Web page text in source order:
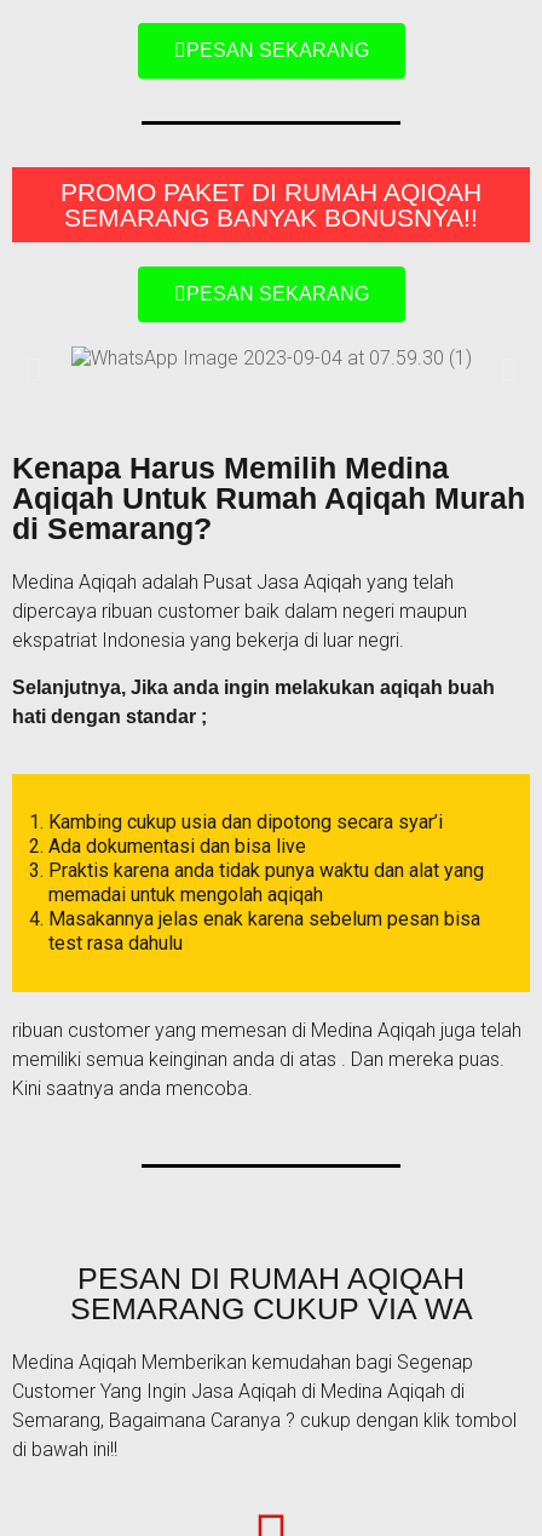
PESAN SEKARANG
PROMO PAKET DI RUMAH AQIQAH
SEMARANG BANYAK BONUSNYA!!
PESAN SEKARANG
Kenapa Harus Memilih Medina
Aqiqah Untuk Rumah Aqiqah Murah
di Semarang?
Medina Aqiqah adalah Pusat Jasa Aqiqah yang telah
dipercaya ribuan customer baik dalam negeri maupun
ekspatriat Indonesia yang bekerja di luar negri.
Selanjutnya, Jika anda ingin melakukan aqiqah buah
hati dengan standar ;
Kambing cukup usia dan dipotong secara syar’i
Ada dokumentasi dan bisa live
Praktis karena anda tidak punya waktu dan alat yang
memadai untuk mengolah aqiqah
Masakannya jelas enak karena sebelum pesan bisa
test rasa dahulu
ribuan customer yang memesan di Medina Aqiqah juga telah
memiliki semua keinginan anda di atas . Dan mereka puas.
Kini saatnya anda mencoba.
PESAN DI RUMAH AQIQAH
SEMARANG CUKUP VIA WA
Medina Aqiqah Memberikan kemudahan bagi Segenap
Customer Yang Ingin Jasa Aqiqah di Medina Aqiqah di
Semarang, Bagaimana Caranya ? cukup dengan klik tombol
di bawah ini!!